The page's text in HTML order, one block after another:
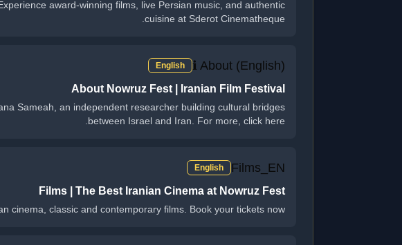
award-winning films, live Persian music, and authentic
cuisine at Sderot Cinematheque.
ℹ️ About (English)
English
About Nowruz Fest | Iranian Film Festival
Sameah, an independent researcher building cultural bridges
between Israel and Iran. For more, click here.
Films_EN
English
Films | The Best Iranian Cinema at Nowruz Fest
cinema, classic and contemporary films. Book your tickets now!